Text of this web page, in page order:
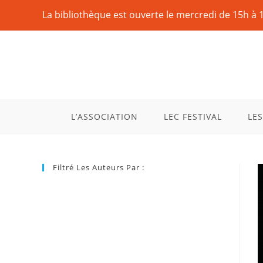
La bibliothèque est ouverte le mercredi de 15h à
L’ASSOCIATION LEC FESTIVAL
Filtré Les Auteurs Par :